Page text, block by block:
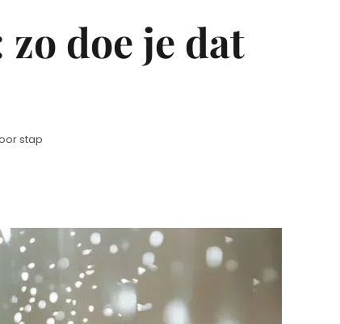
doe je dat
stap